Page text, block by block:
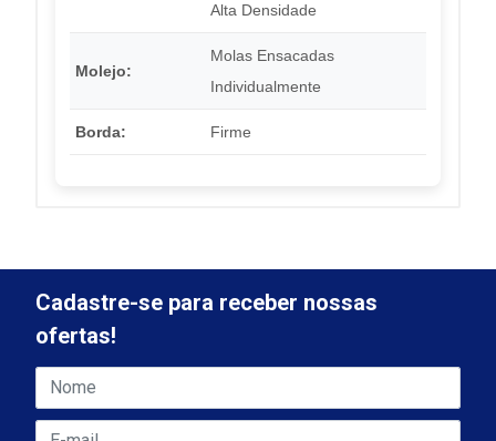
Alta Densidade
Molejo:
Molas Ensacadas
Individualmente
Borda: Firme
Cadastre-se para receber nossas
ofertas!